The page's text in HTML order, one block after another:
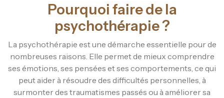
Pourquoi faire de la
psychothérapie ?
La psychothérapie est une démarche essentielle pour de
nombreuses raisons. Elle permet de mieux comprendre
ses émotions, ses pensées et ses comportements, ce qui
peut aider à résoudre des difficultés personnelles, à
surmonter des traumatismes passés ou à améliorer sa